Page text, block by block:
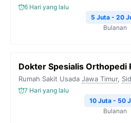
6 Hari yang lalu
5 Juta - 20
Bulanan
Dokter Spesialis Orthopedi
Rumah Sakit Usada Jawa Timur,
7 Hari yang lalu
10 Juta - 50
Bulanan